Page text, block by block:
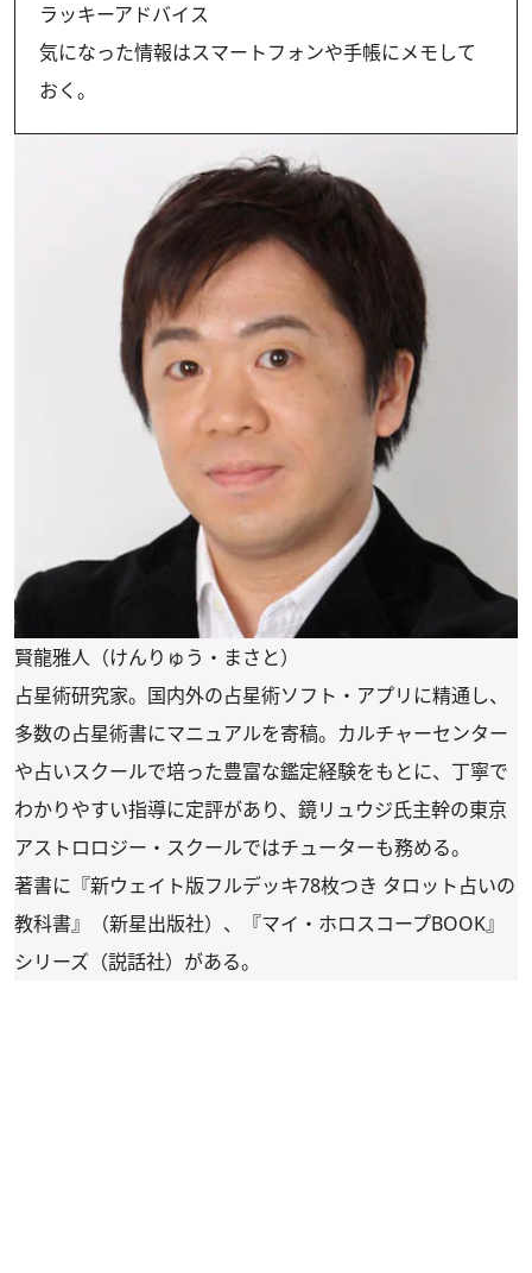
ラッキーアドバイス
気になった情報はスマートフォンや手帳にメモして
おく。
賢龍雅人（けんりゅう・まさと）
占星術研究家。国内外の占星術ソフト・アプリに精通し、
多数の占星術書にマニュアルを寄稿。カルチャーセンター
や占いスクールで培った豊富な鑑定経験をもとに、丁寧で
わかりやすい指導に定評があり、鏡リュウジ氏主幹の東京
アストロロジー・スクールではチューターも務める。
著書に『新ウェイト版フルデッキ78枚つき タロット占いの
教科書』（新星出版社）、『マイ・ホロスコープBOOK』
シリーズ（説話社）がある。